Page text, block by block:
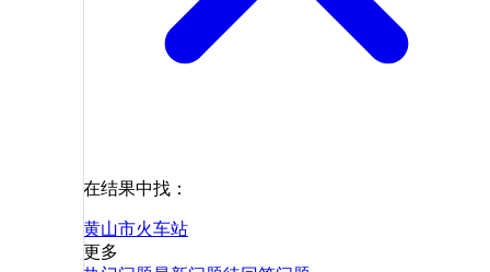
在结果中找：
黄山市火车站
更多